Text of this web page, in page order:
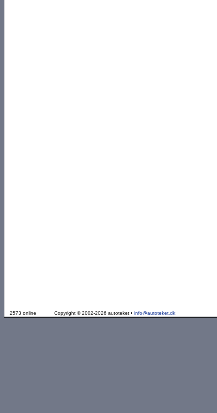
2573 online Copyright © 2002-2026 autoteket • info@autoteket.dk